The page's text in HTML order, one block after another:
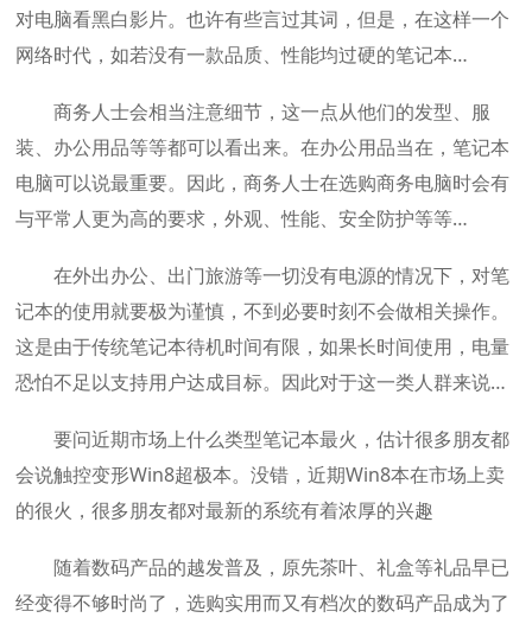
对电脑看黑白影片。也许有些言过其词，但是，在这样一个
网络时代，如若没有一款品质、性能均过硬的笔记本…
商务人士会相当注意细节，这一点从他们的发型、服
装、办公用品等等都可以看出来。在办公用品当在，笔记本
电脑可以说最重要。因此，商务人士在选购商务电脑时会有
与平常人更为高的要求，外观、性能、安全防护等等…
在外出办公、出门旅游等一切没有电源的情况下，对笔
记本的使用就要极为谨慎，不到必要时刻不会做相关操作。
这是由于传统笔记本待机时间有限，如果长时间使用，电量
恐怕不足以支持用户达成目标。因此对于这一类人群来说…
要问近期市场上什么类型笔记本最火，估计很多朋友都
会说触控变形Win8超极本。没错，近期Win8本在市场上卖
的很火，很多朋友都对最新的系统有着浓厚的兴趣
随着数码产品的越发普及，原先茶叶、礼盒等礼品早已
经变得不够时尚了，选购实用而又有档次的数码产品成为了